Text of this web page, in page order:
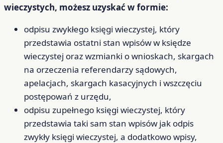
wieczystych, możesz uzyskać w formie:
odpisu zwykłego księgi wieczystej, który
przedstawia ostatni stan wpisów w księdze
wieczystej oraz wzmianki o wnioskach, skargach
na orzeczenia referendarzy sądowych,
apelacjach, skargach kasacyjnych i wszczęciu
postępowań z urzędu,
odpisu zupełnego księgi wieczystej, który
przedstawia taki sam stan wpisów jak odpis
zwykły księgi wieczystej, a dodatkowo wpisy,